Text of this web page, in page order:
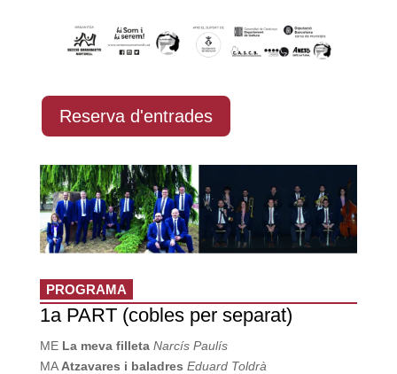
Reserva d'entrades
PROGRAMA
1a PART (cobles per separat)
ME La meva filleta Narcís Paulís
MA Atzavares i baladres Eduard Toldrà